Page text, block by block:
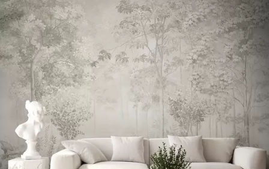
Standard
45.0027.00 €/m²
Premium
56 .6734.00€/m²
Premium-Vinyl
65 .0039.00€/m²